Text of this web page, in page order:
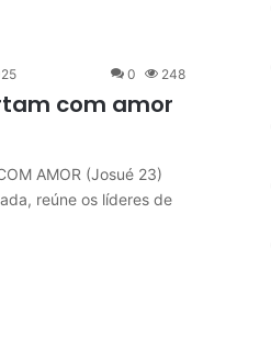
0 248
com amor
AMOR (Josué 23)
reúne os líderes de